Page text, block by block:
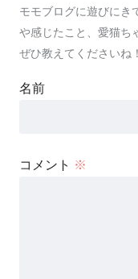
モモブログに遊びにき
や感じたこと、愛猫ち
ぜひ教えてください
名前
コメント ※